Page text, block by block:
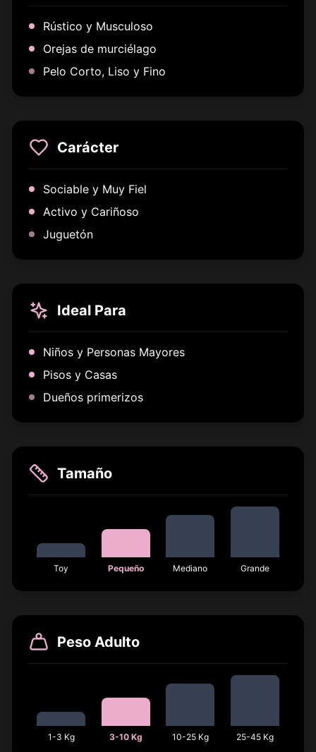
Rústico y Musculoso
Orejas de murciélago
Pelo Corto, Liso y Fino
Carácter
Sociable y Muy Fiel
Activo y Cariñoso
Juguetón
Ideal Para
Niños y Personas Mayores
Pisos y Casas
Dueños primerizos
Tamaño
Toy Pequeño Mediano Grande
Peso Adulto
1-3 Kg 3-10 Kg 10-25 Kg 25-45 Kg